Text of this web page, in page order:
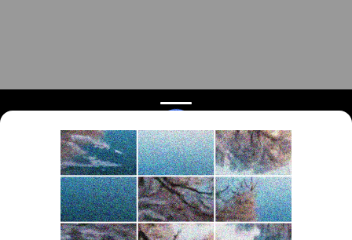
Поиск запчастей
Для автокомпаний
О проекте
Помощь